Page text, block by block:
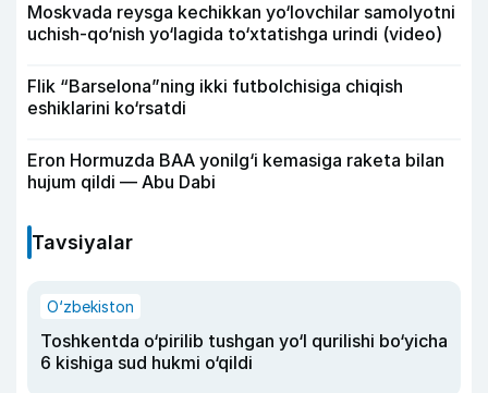
Moskvada reysga kechikkan yo‘lovchilar samolyotni
uchish-qo‘nish yo‘lagida to‘xtatishga urindi (video)
Flik “Barselona”ning ikki futbolchisiga chiqish
eshiklarini ko‘rsatdi
Eron Hormuzda BAA yonilg‘i kemasiga raketa bilan
hujum qildi — Abu Dabi
Tavsiyalar
O‘zbekiston
Toshkentda o‘pirilib tushgan yo‘l qurilishi bo‘yicha
6 kishiga sud hukmi o‘qildi